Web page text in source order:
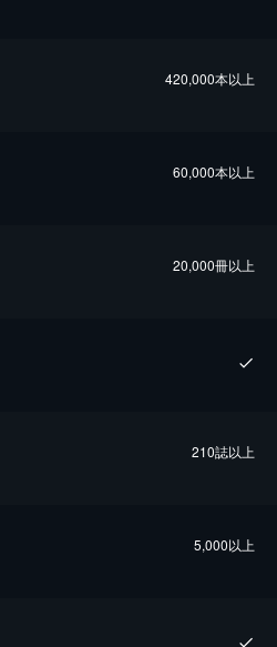
420,000本以上
60,000本以上
20,000冊以上
210誌以上
5,000以上